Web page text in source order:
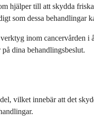
hjälper till att skydda
som dessa behandlingar
inom cancervården
dina behandlingsbeslut.
vilket innebär att det